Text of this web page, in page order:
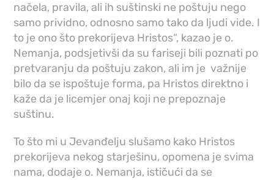
načela, pravila, ali ih suštinski ne poštuju nego
samo prividno, odnosno samo tako da ljudi vide. I
to je ono što prekorijeva Hristos“, kazao je o.
Nemanja, podsjetivši da su fariseji bili poznati po
pretvaranju da poštuju zakon, ali im je važnije
bilo da se ispoštuje forma, pa Hristos direktno i
kaže da je licemjer onaj koji ne prepoznaje
suštinu.
To što mi u Jevanđelju slušamo kako Hristos
prekorijeva nekog starješinu, opomena je svima
nama, dodaje o. Nemanja, ističući da se